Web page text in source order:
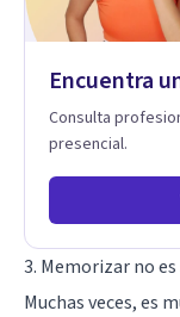
Encuentra
Consulta
presencial.
3. Memorizar no
Muchas veces, es